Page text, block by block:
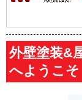
外壁塗装&
へようこそ